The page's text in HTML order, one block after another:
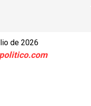
de 2026